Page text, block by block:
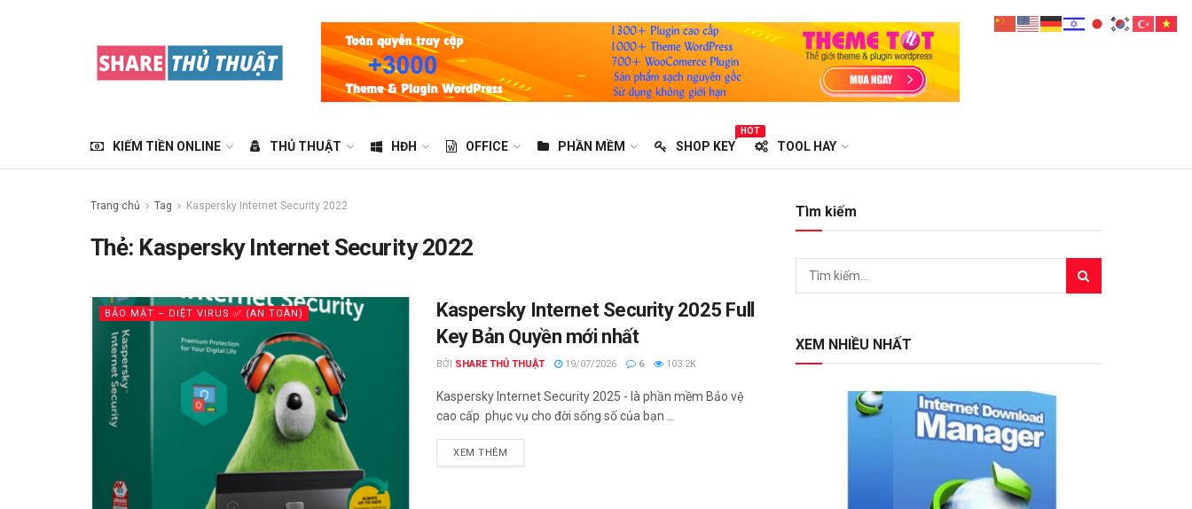
KIẾM TIỀN ONLINE THỦ THUẬT HĐH OFFICE PHẦN MỀM SHOP KEY
HOT
TOOL HAY
Trang chủ Tag Kaspersky Internet Security 2022
Thẻ: Kaspersky Internet Security 2022
BẢO MẬT – DIỆT VIRUS ✅ (AN TOÀN)
Kaspersky Internet Security 2025 Full
Key Bản Quyền mới nhất
BỞI SHARE THỦ THUẬT 19/07/2026 6 103.2K
Kaspersky Internet Security 2025 - là phần mềm Bảo vệ
cao cấp phục vụ cho đời sống số của bạn ...
XEM THÊM
Tìm kiếm
XEM NHIỀU NHẤT